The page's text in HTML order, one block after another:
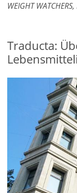
WEIGHT WATCHERS,
Traducta: